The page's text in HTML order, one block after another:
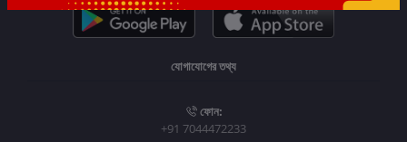
যোগাযোগের তথ্য
ফোন:
+91 7044472233